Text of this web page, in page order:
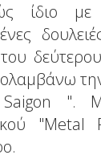
ίδιο
".